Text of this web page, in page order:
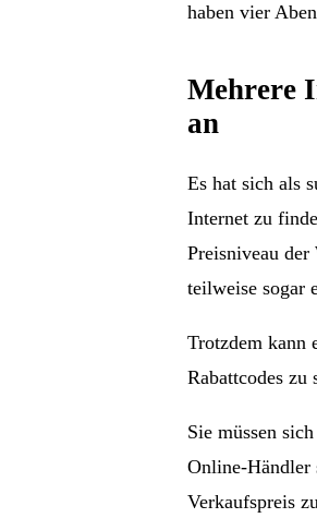
haben vier
Mehrere
an
Es hat sich als
Internet zu
Preisniveau
teilweise sogar
Trotzdem kann
Rabattcodes zu
Sie müssen
Online-Händler
Verkaufspreis